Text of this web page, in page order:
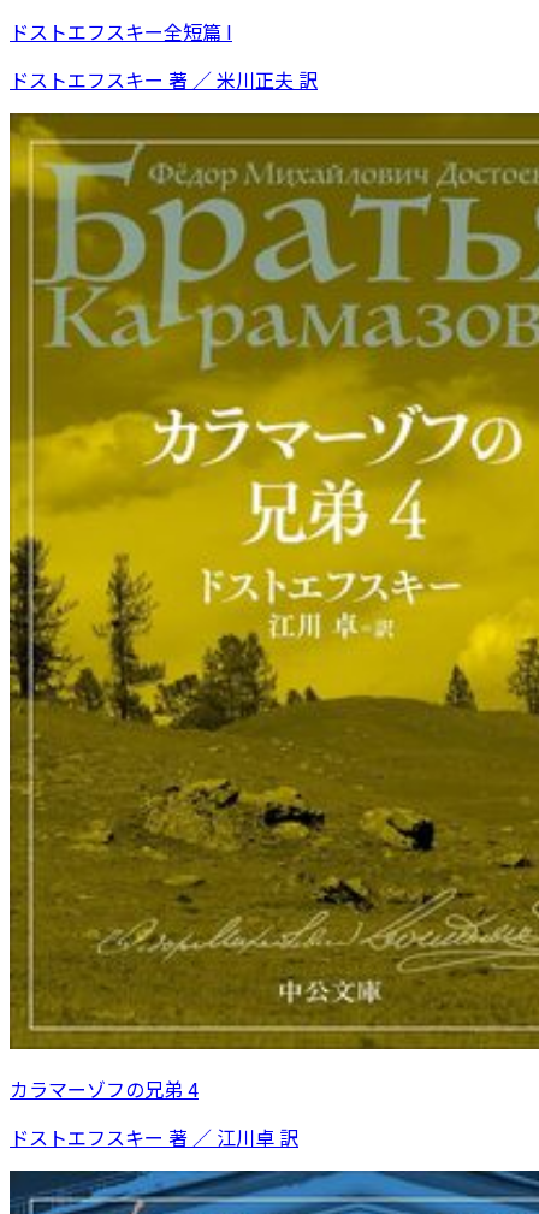
ドストエフスキー全短篇 I
ドストエフスキー 著 ／ 米川正夫 訳
カラマーゾフの兄弟 4
ドストエフスキー 著 ／ 江川卓 訳